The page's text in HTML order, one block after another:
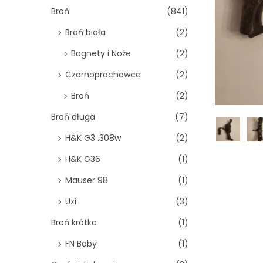
n
Broń
(841)
Broń biała
(2)
Bagnety i Noże
(2)
Czarnoprochowce
(2)
Broń
(2)
Broń długa
(7)
H&K G3 .308w
(2)
H&K G36
(1)
Mauser 98
(1)
Uzi
(3)
Broń krótka
(1)
FN Baby
(1)